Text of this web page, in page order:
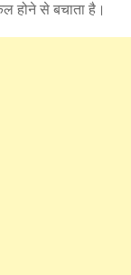
होने से बचाता है।